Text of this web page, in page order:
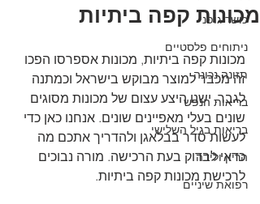
כושר גופני
ניתוחים פלסטיים
תזונה נכונה
בריאות הנפש
בריאות בגיל השלישי
הריון ולידה
רפואת שיניים
מכונות קפה ביתיות
מכונות קפה ביתיות, מכונות אספרסו הפכו
זה מכבר למוצר מבוקש בישראל וכמתנה
לגבר. ישנו היצע עצום של מכונות מסוגים
שונים בעלי מאפיינים שונים. אנחנו כאן כדי
לעשות סדר בבלאגן ולהדריך אתכם מה
כדאי לבדוק בעת הרכישה. מורה נבוכים
לרכישת מכונות קפה ביתיות.